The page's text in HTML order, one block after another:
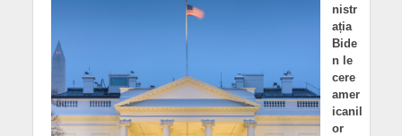
nistr
ația
Bide
n le
cere
amer
icanil
or